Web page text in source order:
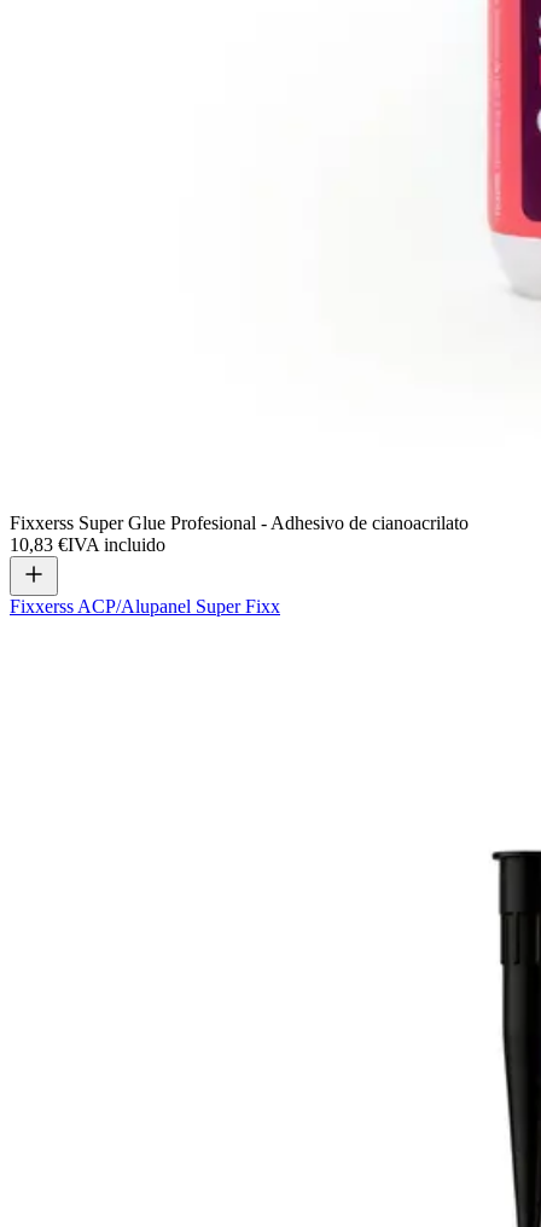
Fixxerss Super Glue Profesional - Adhesivo de cianoacrilato
10,83 €IVA incluido
Fixxerss ACP/Alupanel Super Fixx